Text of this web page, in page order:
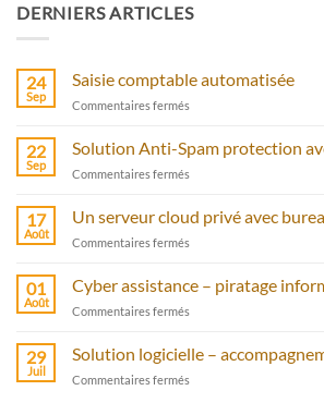
DERNIERS ARTICLES
24
Sep
Saisie comptable automatisée
Commentaires fermés
automatisée
22
Sep
Solution Anti-Spam protection
Commentaires fermés
Anti-
Spam
protection
antivirus
17
Août
Un serveur cloud privé avec
Commentaires fermés
serveur
cloud
privé
bureau
01
Août
Cyber assistance – piratage
Commentaires fermés
assistance
piratage
29
Juil
Solution logicielle –
Commentaires fermés